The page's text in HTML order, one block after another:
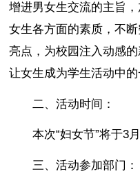
增进男女生交流的主旨
女生各方面的素质，不
亮点，为校园注入动感
让女生成为学生活动中的
二、活动时间：
本次“妇女节”将于3
三、活动参加部门：